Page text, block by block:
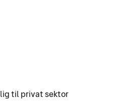
til privat sektor